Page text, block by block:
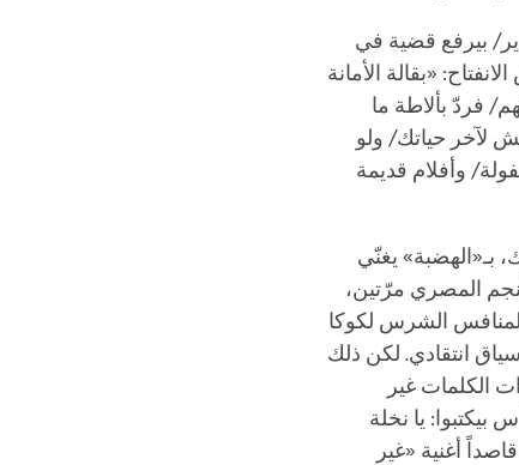
بيرفع قضية في
«بقالة الأمانة
فردّ بألاطة ما
لآخر حياتك/ ولو
وأفلام قديمة
بـ«الهضبة» يغنّي
المصري مرّتين،
الشرس لكوكا
انتقادي. لكن ذلك
الكلمات غير
بيكتبوا: يا نخلة
أغنية «غير